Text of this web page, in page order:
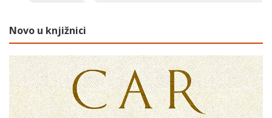
Novo u knjižnici